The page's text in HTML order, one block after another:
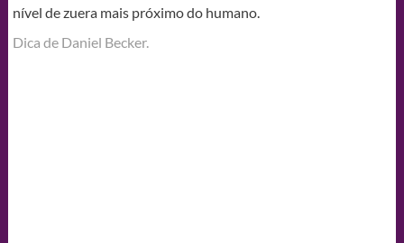
nível de zuera mais próximo do humano.
Dica de Daniel Becker.